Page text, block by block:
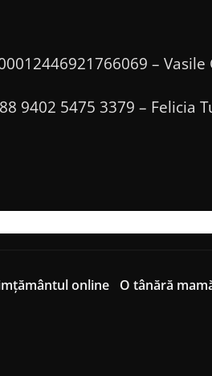
– Vasile
9402 5475 3379 – Felicia
online
O tânără